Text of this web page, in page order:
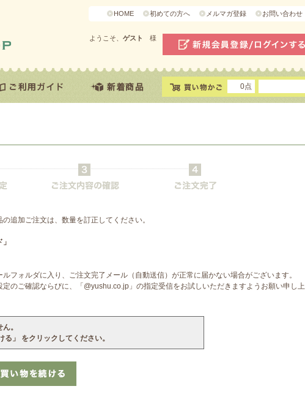
HOME 初めての方へ メルマガ登録 お問い合わせ
ようこそ、 ゲスト 様
0点
追加ご注文は、数量を訂正してください。
フォルダに入り、ご注文完了メール（自動送信）が正常に届かない場合がございます。
のご確認ならびに、「@yushu.co.jp」の指定受信をお試しいただきますようお願い申し上
。
」 をクリックしてください。